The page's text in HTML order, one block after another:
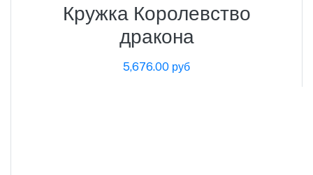
Кружка Королевство
дракона
5,676.00 руб